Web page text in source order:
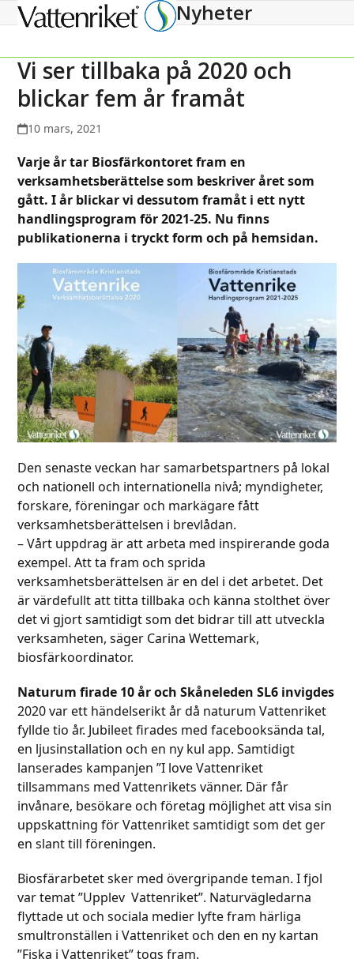
Open
menu
Close
menu
Nyheter
Vi ser tillbaka på 2020 och
blickar fem år framåt
10 mars, 2021
Varje år tar Biosfärkontoret fram en
verksamhetsberättelse som beskriver året som
gått. I år blickar vi dessutom framåt i ett nytt
handlingsprogram för 2021-25. Nu finns
publikationerna i tryckt form och på hemsidan.
Den senaste veckan har samarbetspartners på lokal
och nationell och internationella nivå; myndigheter,
forskare, föreningar och markägare fått
verksamhetsberättelsen i brevlådan.
– Vårt uppdrag är att arbeta med inspirerande goda
exempel. Att ta fram och sprida
verksamhetsberättelsen är en del i det arbetet. Det
är värdefullt att titta tillbaka och känna stolthet över
det vi gjort samtidigt som det bidrar till att utveckla
verksamheten, säger Carina Wettemark,
biosfärkoordinator.
Naturum firade 10 år och Skåneleden SL6 invigdes
2020 var ett händelserikt år då naturum Vattenriket
fyllde tio år. Jubileet firades med facebooksända tal,
en ljusinstallation och en ny kul app. Samtidigt
lanserades kampanjen ”I love Vattenriket
tillsammans med Vattenrikets vänner. Där får
invånare, besökare och företag möjlighet att visa sin
uppskattning för Vattenriket samtidigt som det ger
en slant till föreningen.
Biosfärarbetet sker med övergripande teman. I fjol
var temat ”Upplev Vattenriket”. Naturvägledarna
flyttade ut och sociala medier lyfte fram härliga
smultronställen i Vattenriket och den en ny kartan
”Fiska i Vattenriket” togs fram.